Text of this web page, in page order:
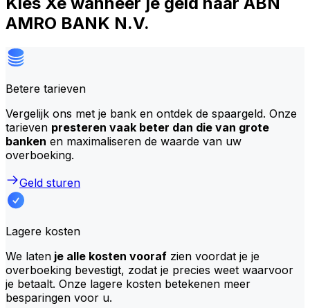
AMRO BANK N.V.
Betere tarieven
Vergelijk ons met je bank en ontdek de spaargeld. Onze
tarieven presteren vaak beter dan die van grote
banken en maximaliseren de waarde van uw
overboeking.
Geld sturen
Lagere kosten
We laten je alle kosten vooraf zien voordat je je
overboeking bevestigt, zodat je precies weet waarvoor
je betaalt. Onze lagere kosten betekenen meer
besparingen voor u.